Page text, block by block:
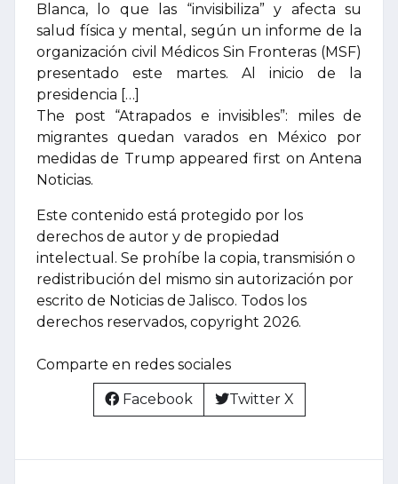
Blanca, lo que las “invisibiliza” y afecta su
salud física y mental, según un informe de la
organización civil Médicos Sin Fronteras (MSF)
presentado este martes. Al inicio de la
presidencia […]
The post “Atrapados e invisibles”: miles de
migrantes quedan varados en México por
medidas de Trump appeared first on Antena
Noticias.
Este contenido está protegido por los
derechos de autor y de propiedad
intelectual. Se prohíbe la copia, transmisión o
redistribución del mismo sin autorización por
escrito de Noticias de Jalisco. Todos los
derechos reservados, copyright 2026.
Comparte en redes sociales
Facebook Twitter X